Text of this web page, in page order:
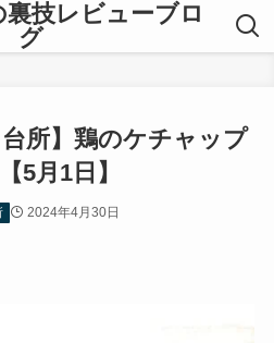
技レビューブロ
グ
台所】鶏のケチャップ
5月1日】
2024年4月30日